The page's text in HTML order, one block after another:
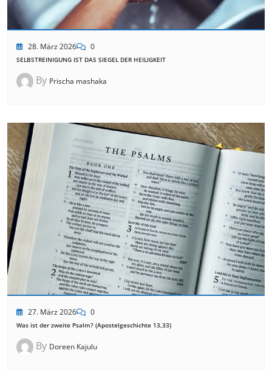
28. März 2026 0
SELBSTREINIGUNG IST DAS SIEGEL DER HEILIGKEIT
By Prischa mashaka
27. März 2026 0
Was ist der zweite Psalm? (Apostelgeschichte 13,33)
By Doreen Kajulu